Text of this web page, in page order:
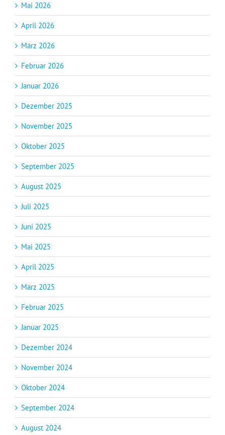
Mai 2026
April 2026
März 2026
Februar 2026
Januar 2026
Dezember 2025
November 2025
Oktober 2025
September 2025
August 2025
Juli 2025
Juni 2025
Mai 2025
April 2025
März 2025
Februar 2025
Januar 2025
Dezember 2024
November 2024
Oktober 2024
September 2024
August 2024